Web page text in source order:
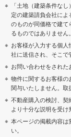
「土地（建築条件な
定の建築請負会社に
のものが同価格で建
るものではありません。
お客様が入力する個
社に送信され、そこで
お問い合わせをされた
物件に関するお客様
関与いたしません。取
不動産購入の検討、
より十分な説明を受け
本ページの掲載内容は
い。